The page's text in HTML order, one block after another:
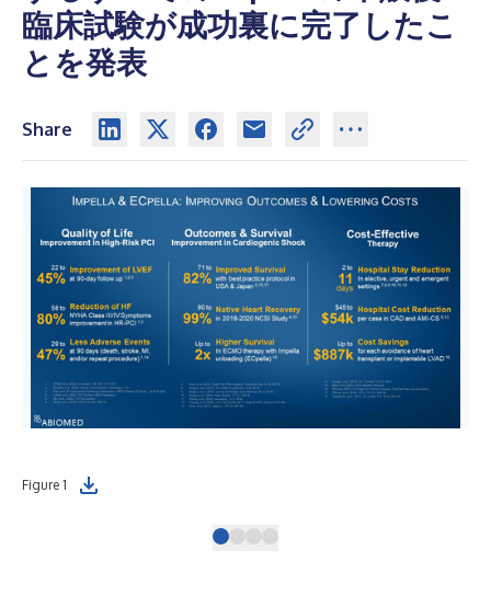
臨床試験が成功裏に完了したこ
とを発表
Share
Figure 1